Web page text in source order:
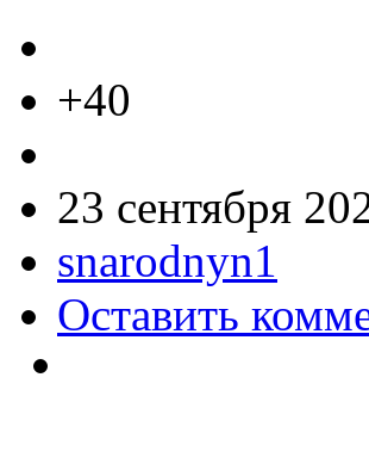
+40
23 сентября
snarodnyn1
Оставить